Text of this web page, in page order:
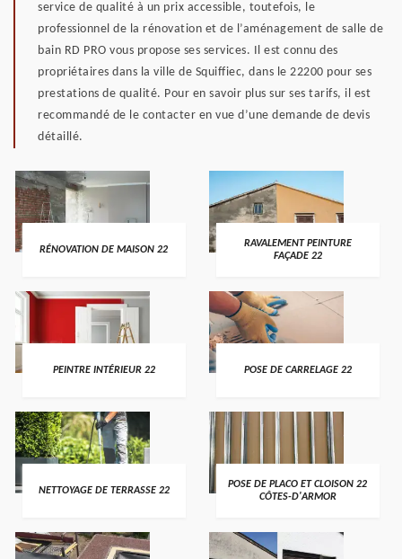
service de qualité à un prix accessible, toutefois, le
professionnel de la rénovation et de l’aménagement de salle de
bain RD PRO vous propose ses services. Il est connu des
propriétaires dans la ville de Squiffiec, dans le 22200 pour ses
prestations de qualité. Pour en savoir plus sur ses tarifs, il est
recommandé de le contacter en vue d’une demande de devis
détaillé.
RÉNOVATION DE MAISON 22
RAVALEMENT PEINTURE
FAÇADE 22
PEINTRE INTÉRIEUR 22 POSE DE CARRELAGE 22
NETTOYAGE DE TERRASSE 22
POSE DE PLACO ET CLOISON 22
CÔTES-D'ARMOR